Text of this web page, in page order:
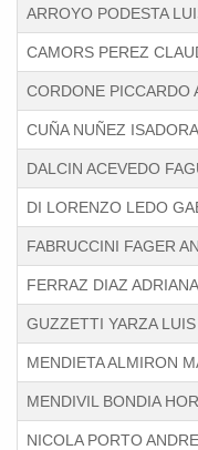
ARROYO PODESTA
CAMORS PEREZ
CORDONE PICCARDO
CUÑA NUÑEZ ISADORA
DALCIN ACEVEDO
DI LORENZO LEDO
FABRUCCINI FAGER
FERRAZ DIAZ ADRIANA
GUZZETTI YARZA
MENDIETA ALMIRON
MENDIVIL BONDIA
NICOLA PORTO